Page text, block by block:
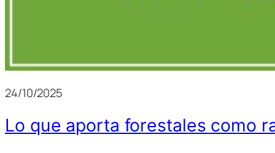
24/10/2025
Lo que aporta forestales como